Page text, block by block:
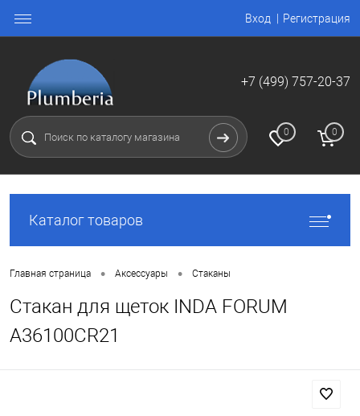
Вход Регистрация
+7 (499) 757-20-37
0 0
Каталог товаров
Главная страница • Аксессуары • Стаканы
Стакан для щеток INDA FORUM
A36100CR21